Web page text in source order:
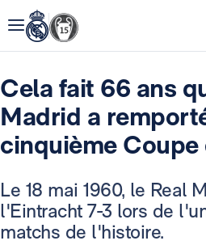
Cela fait 66 ans
Madrid a
cinquième
Le 18 mai 1960, le Real
l'Eintracht 7-3 lors de
matchs de l'histoire.